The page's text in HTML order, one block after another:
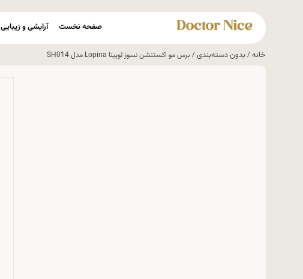
صفحه نخست آرایشی و زیبایی
خانه/بدون دسته‌بندی/ برس مو اکستنشن نسوز لوپینا Lopina مدل SH014